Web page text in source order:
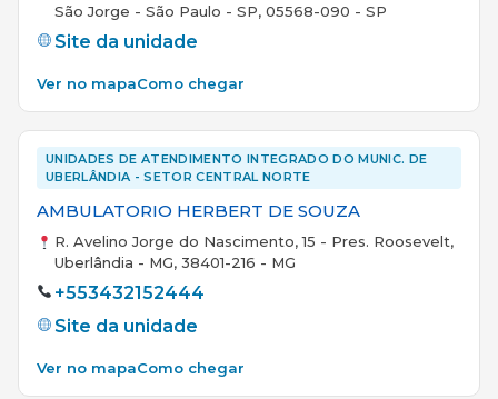
São Jorge - São Paulo - SP, 05568-090 - SP
Site da unidade
Ver no mapaComo chegar
UNIDADES DE ATENDIMENTO INTEGRADO DO MUNIC. DE
UBERLÂNDIA - SETOR CENTRAL NORTE
AMBULATORIO HERBERT DE SOUZA
R. Avelino Jorge do Nascimento, 15 - Pres. Roosevelt,
Uberlândia - MG, 38401-216 - MG
+553432152444
Site da unidade
Ver no mapaComo chegar